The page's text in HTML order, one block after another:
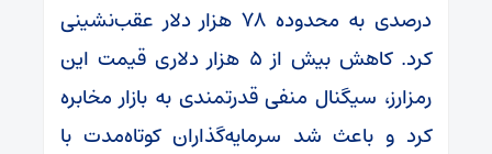
درصدی به محدوده ۷۸ هزار دلار عقب‌نشینی
کرد. کاهش بیش از ۵ هزار دلاری قیمت این
رمزارز، سیگنال منفی قدرتمندی به بازار مخابره
کرد و باعث شد سرمایه‌گذاران کوتاه‌مدت با